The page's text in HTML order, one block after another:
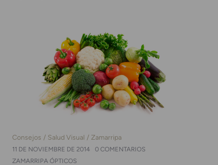
Consejos Salud Visual Zamarripa
11 DE NOVIEMBRE DE 2014
0 COMENTARIOS
ZAMARRIPA ÓPTICOS